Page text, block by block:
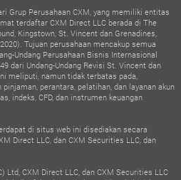
Grup Perusahaan CXM, yang memiliki entitas
terdaftar CXM Direct LLC berada di The
Kingstown, St. Vincent dan Grenadines,
Tujuan perusahaan mencakup semua
Undang Perusahaan Bisnis Internasional
dari Undang-Undang Revisi St. Vincent dan
meliputi, namun tidak terbatas pada,
perantara, pelatihan, dan layanan akun
indeks, CFD, dan instrumen keuangan
di situs web ini disediakan secara
Direct LLC, dan CXM Securities LLC, dan
Ltd, CXM Direct LLC, dan CXM Securities LLC